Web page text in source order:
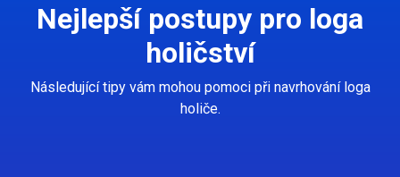
Nejlepší postupy pro loga
holičství
Následující tipy vám mohou pomoci při navrhování loga
holiče.